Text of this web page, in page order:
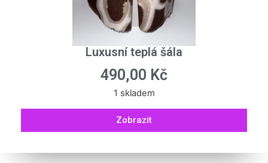
Luxusní teplá šála
490,00 Kč
1 skladem
Zobrazit